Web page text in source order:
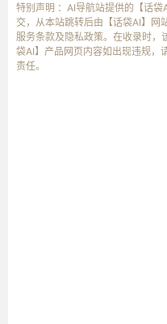
特别声明 ：AI导航站提供的【话
交，从本站跳转后由【话袋AI】网
服务条款及隐私政策。在收录时，
袋AI】产品网页内容如出现违规，
责任。